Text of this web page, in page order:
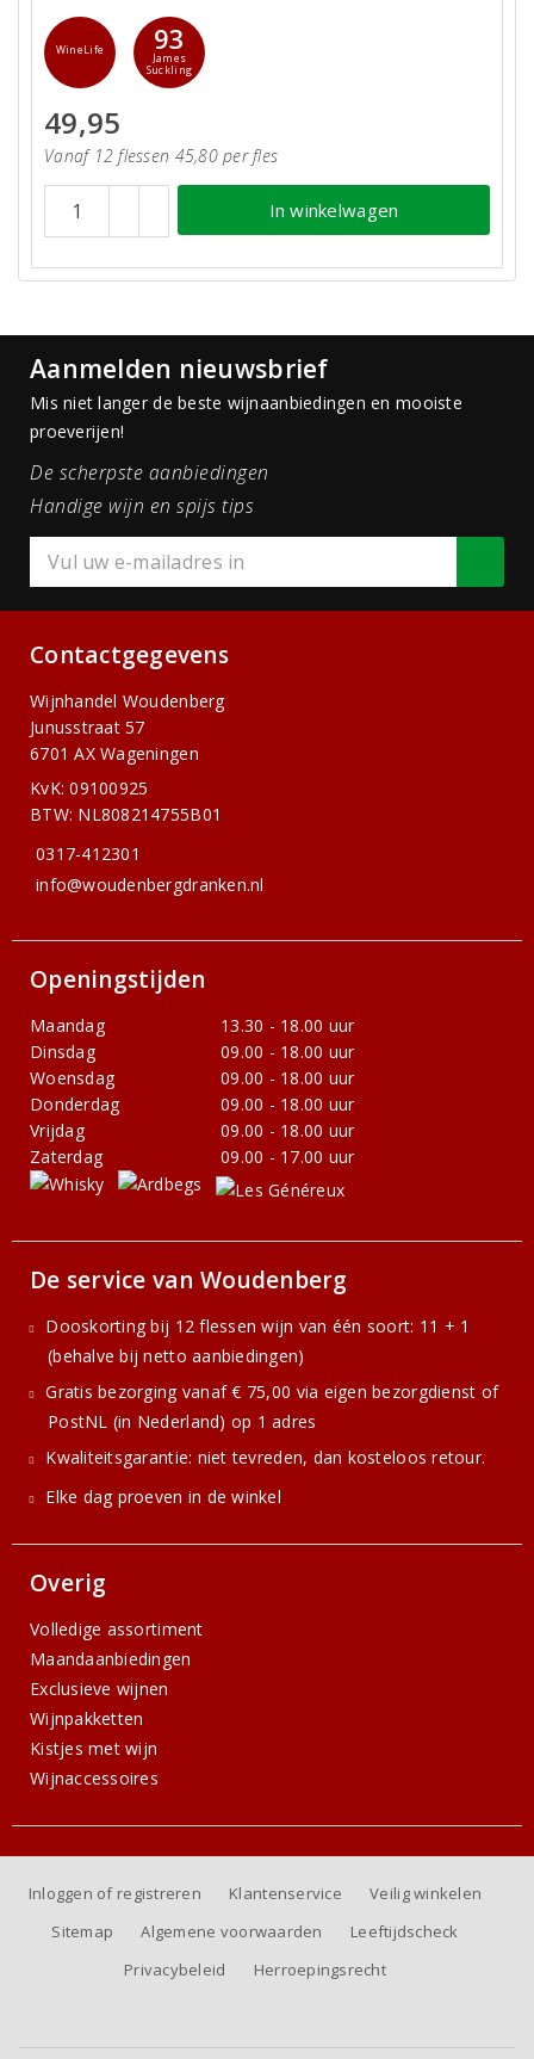
WineLife 93
James
Suckling
49,95
Vanaf 12 flessen 45,80 per fles
In winkelwagen
Aanmelden nieuwsbrief
Mis niet langer de beste wijnaanbiedingen en mooiste
proeverijen!
De scherpste aanbiedingen
Handige wijn en spijs tips
Contactgegevens
Wijnhandel Woudenberg
Junusstraat 57
6701 AX Wageningen
KvK: 09100925
BTW: NL808214755B01
0317-412301
info@woudenbergdranken.nl
Openingstijden
Maandag
13.30 - 18.00 uur
Dinsdag
09.00 - 18.00 uur
Woensdag
09.00 - 18.00 uur
Donderdag
09.00 - 18.00 uur
Vrijdag
09.00 - 18.00 uur
Zaterdag
09.00 - 17.00 uur
De service van Woudenberg
Dooskorting bij 12 flessen wijn van één soort: 11 + 1
(behalve bij netto aanbiedingen)
Gratis bezorging vanaf € 75,00 via eigen bezorgdienst of
PostNL (in Nederland) op 1 adres
Kwaliteitsgarantie: niet tevreden, dan kosteloos retour.
Elke dag proeven in de winkel
Overig
Volledige assortiment
Maandaanbiedingen
Exclusieve wijnen
Wijnpakketten
Kistjes met wijn
Wijnaccessoires
Inloggen of registreren Klantenservice
Veilig winkelen
Sitemap
Algemene voorwaarden
Leeftijdscheck
Privacybeleid
Herroepingsrecht